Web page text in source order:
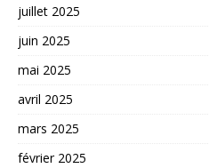
juillet 2025
juin 2025
mai 2025
avril 2025
mars 2025
février 2025